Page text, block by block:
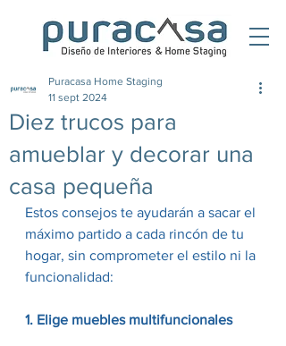
Diez trucos para
amueblar y decorar una
casa pequeña
Puracasa Home Staging
11 sept 2024
Estos consejos te ayudarán a sacar el
máximo partido a cada rincón de tu
hogar, sin comprometer el estilo ni la
funcionalidad:
1. Elige muebles multifuncionales